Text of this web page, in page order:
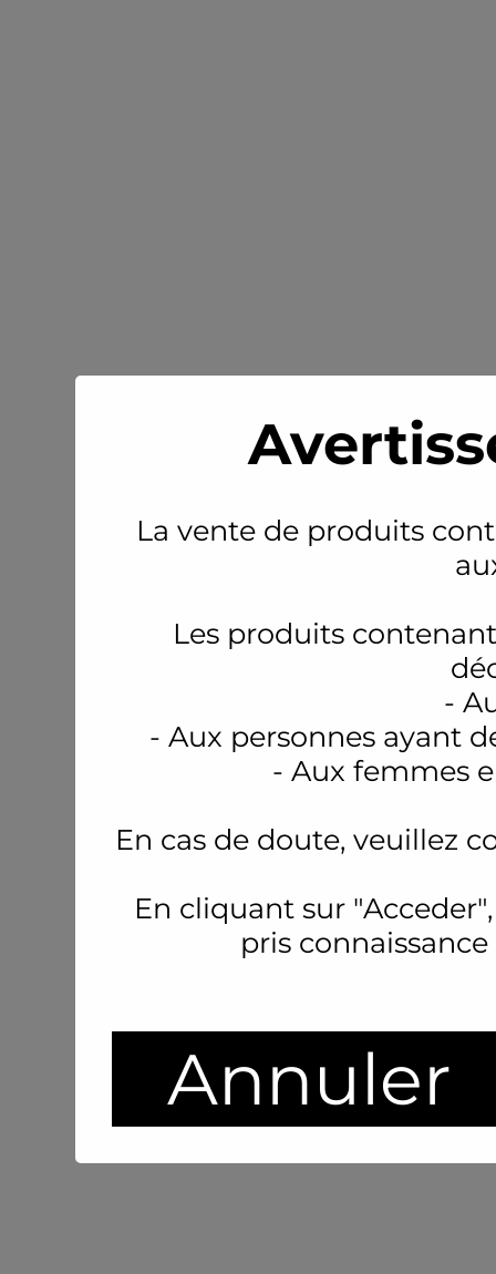
La vente de produits
Les produits
-
- Aux personnes ayant
- Aux femmes
En cas de doute, veuillez
En cliquant sur
pris
Annuler